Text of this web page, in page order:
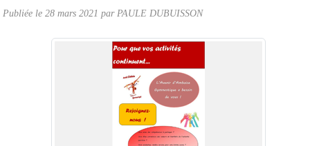
Publiée le 28 mars 2021 par PAULE DUBUISSON